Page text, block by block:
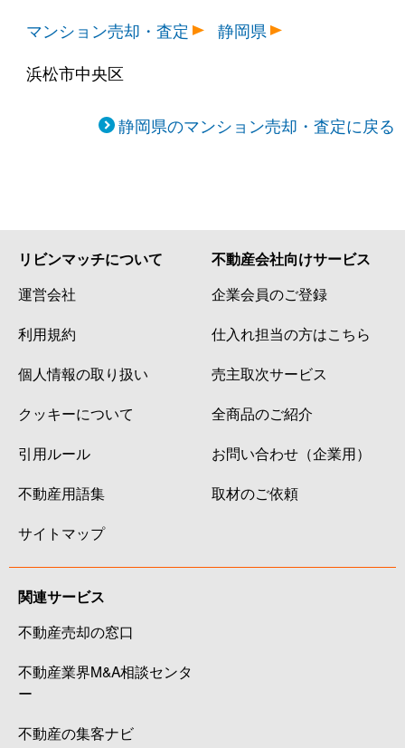
マンション売却・査定
静岡県
浜松市中央区
静岡県のマンション売却・査定に戻る
リビンマッチについて
運営会社
利用規約
個人情報の取り扱い
クッキーについて
引用ルール
不動産用語集
サイトマップ
不動産会社向けサービス
企業会員のご登録
仕入れ担当の方はこちら
売主取次サービス
全商品のご紹介
お問い合わせ（企業用）
取材のご依頼
関連サービス
不動産売却の窓口
不動産業界M&A相談センタ
ー
不動産の集客ナビ